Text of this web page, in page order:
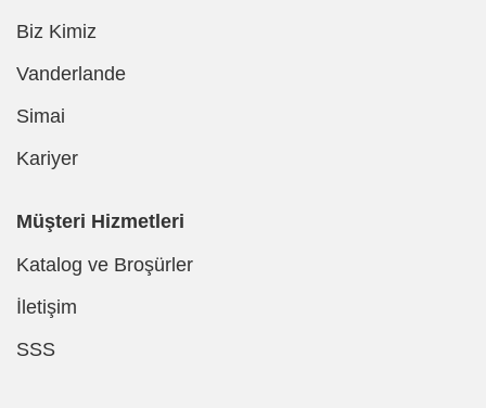
Biz Kimiz
Vanderlande
Simai
Kariyer
Müşteri Hizmetleri
Katalog ve Broşürler
İletişim
SSS